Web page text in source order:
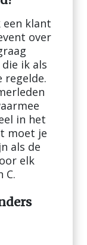
klant
over
ik als
in het
moet je
als de
elk
C.